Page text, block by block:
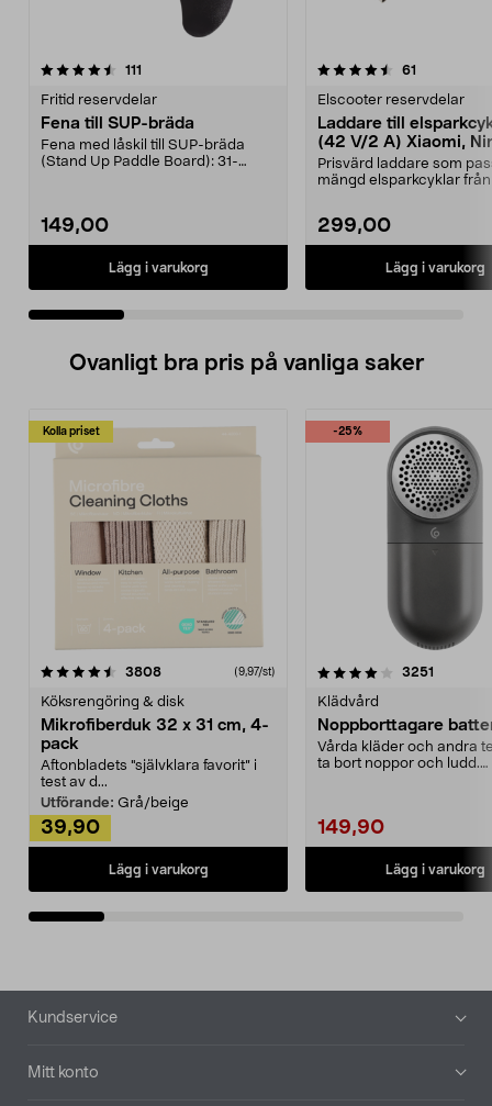
111
Fritid reservdelar
Fena till SUP-bräda
Fena med låskil till SUP-bräda
(Stand Up Paddle Board): 31-
149,00
Lägg i varukorg
4.5 av 5 stjärnor 61
Elscooter reservdelar
Laddare till
(42 V/2 A) Xiaomi,
E-Way m.fl.
Prisvärd laddare som
mängd elsparkcyklar från
299,00
Lägg i varukorg
4.5 av 5 stjärnor
Ovanligt bra pris på vanliga saker
Kolla priset
3808recensioner (9,97/st)
Köksrengöring & disk
Mikrofiberduk 32 x 31 cm, 4-
pack
Aftonbladets "självklara favorit” i
test av d...
Utförande: Grå/beige
39,90
Lägg i varukorg
-25%
4.0av 5 stjärnor 3251
Klädvård
Noppborttagare
Vårda kläder och andra
ta bort noppor och ludd.
149,90
Lägg i varukorg
4.5av 5 stjärnor
Sidfot
Kundservice
Mitt konto